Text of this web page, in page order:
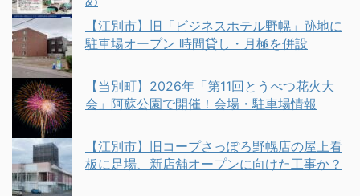
【江別市】旧「ビジネスホテル野幌」跡地に
駐車場オープン 時間貸し・月極を併設
【当別町】2026年「第11回とうべつ花火大
会」阿蘇公園で開催！会場・駐車場情報
【江別市】旧コープさっぽろ野幌店の屋上看
板に足場、新店舗オープンに向けた工事か？